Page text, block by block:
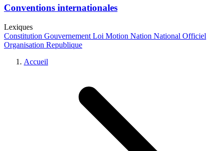
Conventions internationales
Lexiques
Constitution Gouvernement Loi Motion Nation National Officiel
Organisation Republique
Accueil